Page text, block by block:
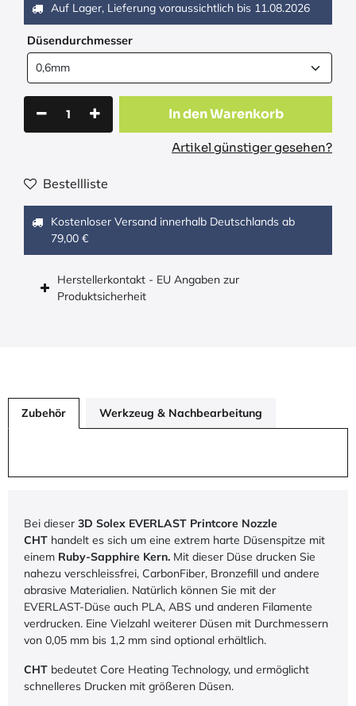
Auf Lager, Lieferung voraussichtlich bis 11.08.2026
Düsendurchmesser
In den Warenkorb
Artikel günstiger gesehen?
Bestellliste
Kostenloser Versand innerhalb Deutschlands ab
79,00 €
Herstellerkontakt - EU Angaben zur
Produktsicherheit
Zubehör Werkzeug & Nachbearbeitung
Bei dieser 3D Solex EVERLAST Printcore Nozzle
CHT handelt es sich um eine extrem harte Düsenspitze mit
einem Ruby-Sapphire Kern. Mit dieser Düse drucken Sie
nahezu verschleissfrei, CarbonFiber, Bronzefill und andere
abrasive Materialien. Natürlich können Sie mit der
EVERLAST-Düse auch PLA, ABS und anderen Filamente
verdrucken. Eine Vielzahl weiterer Düsen mit Durchmessern
von 0,05 mm bis 1,2 mm sind optional erhältlich.
CHT bedeutet Core Heating Technology, und ermöglicht
schnelleres Drucken mit größeren Düsen.